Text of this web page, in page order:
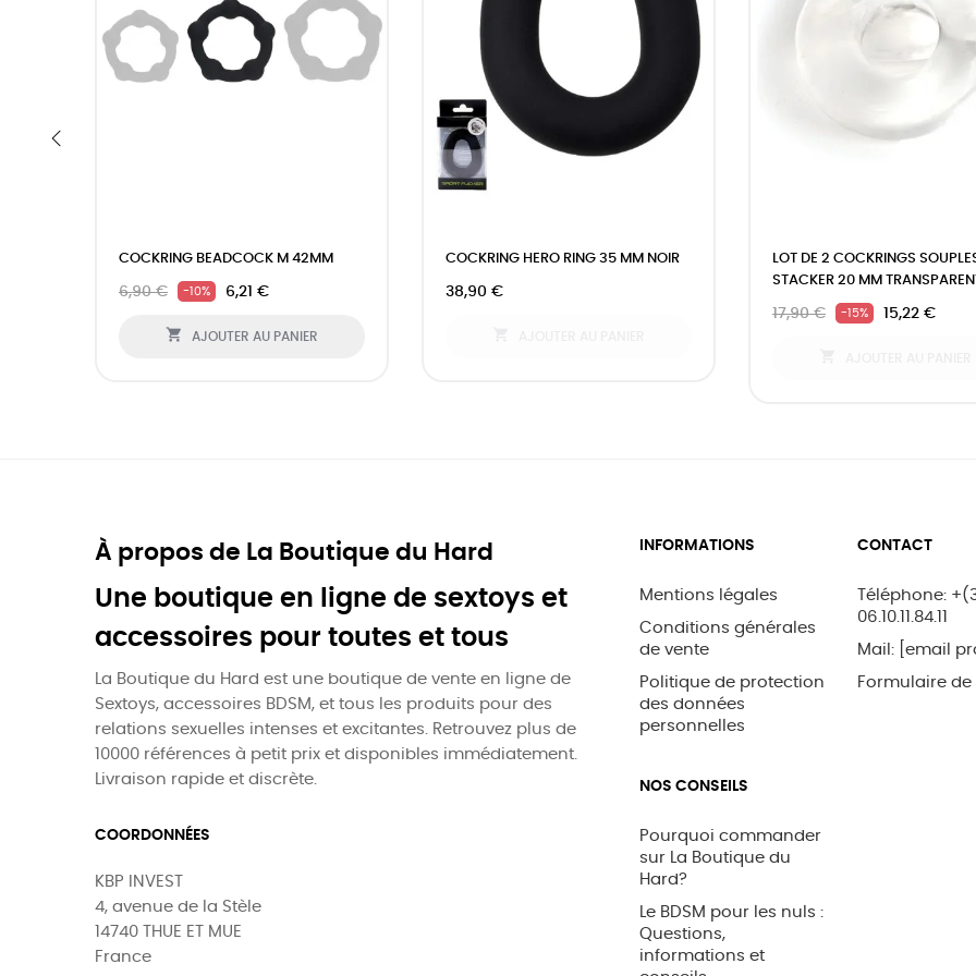
COCKRING BEADCOCK M 42MM
6,90 € -10% 6,21 €
 AJOUTER AU PANIER
COCKRING HERO RING 35 MM NOIR
38,90 €
LOT DE 2 COCKRINGS
STACKER 20 MM
17,90 € -15% 15,22 €
À propos de La Boutique du Hard
Une boutique en ligne de sextoys et
accessoires pour toutes et tous
La Boutique du Hard est une boutique de vente en ligne de
Sextoys, accessoires BDSM, et tous les produits pour des
relations sexuelles intenses et excitantes. Retrouvez plus de
10000 références à petit prix et disponibles immédiatement.
Livraison rapide et discrète.
COORDONNÉES
KBP INVEST
4, avenue de la Stèle
14740 THUE ET MUE
France
INFORMATIONS
Mentions légales
Conditions générales
de vente
Politique de protection
des données
personnelles
NOS CONSEILS
Pourquoi commander
sur La Boutique du
Hard?
Le BDSM pour les nuls :
Questions,
informations et
CONTACT
Téléphone:
06.10.11.84.11
Mail:
[email
Formulaire